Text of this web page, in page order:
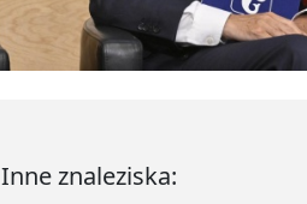
Inne znaleziska: